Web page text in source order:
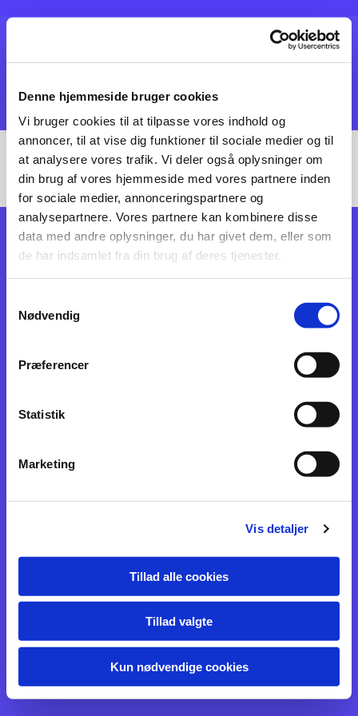
Denne hjemmeside bruger cookies
Vi bruger cookies til at tilpasse vores indhold og
annoncer, til at vise dig funktioner til sociale medier og til
at analysere vores trafik. Vi deler også oplysninger om
din brug af vores hjemmeside med vores partnere inden
for sociale medier, annonceringspartnere og
analysepartnere. Vores partnere kan kombinere disse
data med andre oplysninger, du har givet dem, eller som
de har indsamlet fra din brug af deres tjenester.
Nødvendig
Præferencer
Statistik
Marketing
Vis detaljer
Tillad alle cookies
Tillad valgte
Kun nødvendige cookies
Ebeltoft Marineforening, Stockflethsvej 7, 8400 Ebeltoft - Tlf.: 86 34 30 30 E-
mail: marineforeningen-ebeltoft@mail.dk